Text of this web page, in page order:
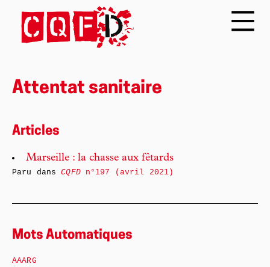
Attentat sanitaire
Articles
Marseille : la chasse aux fêtards
Paru dansCQFDn°197 (avril 2021)
Mots Automatiques
AAARG